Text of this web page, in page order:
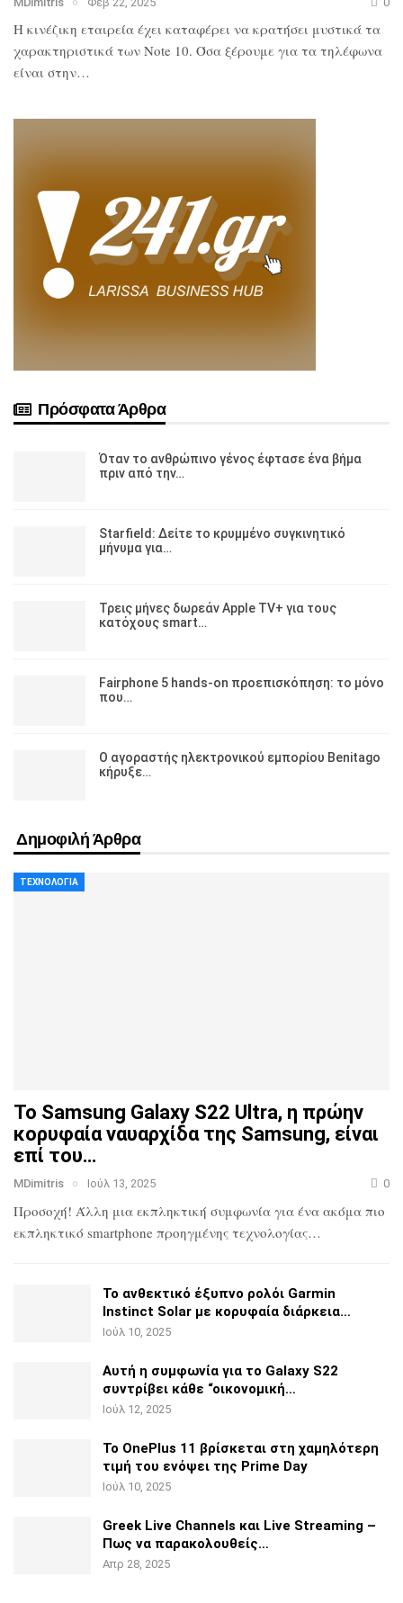
Η κινέζικη εταιρεία έχει καταφέρει να κρατήσει μυστικά τα
χαρακτηριστικά των Note 10. Όσα ξέρουμε για τα τηλέφωνα
είναι στην…
Πρόσφατα Άρθρα
Όταν το ανθρώπινο γένος έφτασε ένα βήμα
πριν από την…
Starfield: Δείτε το κρυμμένο συγκινητικό
μήνυμα για…
Τρεις μήνες δωρεάν Apple TV+ για τους
κατόχους smart…
Fairphone 5 hands-on προεπισκόπηση: το μόνο
που…
Ο αγοραστής ηλεκτρονικού εμπορίου Benitago
κήρυξε…
Δημοφιλή Άρθρα
ΤΕΧΝΟΛΟΓΊΑ
Το Samsung Galaxy S22 Ultra, η πρώην
κορυφαία ναυαρχίδατης Samsung, είναι
επί του…
MDimitris Ιούλ 13, 2025 0
Προσοχή! Άλλη μια εκπληκτική συμφωνία για ένα ακόμα πιο
εκπληκτικό smartphone προηγμένης τεχνολογίας…
Το ανθεκτικό έξυπνο ρολόι Garmin
Instinct Solar με κορυφαία διάρκεια…
Ιούλ 10, 2025
Αυτή η συμφωνία για το Galaxy S22
συντρίβει κάθε “οικονομική…
Ιούλ 12, 2025
Το OnePlus 11 βρίσκεται στη χαμηλότερη
τιμή του ενόψει της Prime Day
Ιούλ 10, 2025
Greek Live Channels και Live Streaming –
Πως να παρακολουθείς…
Απρ 28, 2025